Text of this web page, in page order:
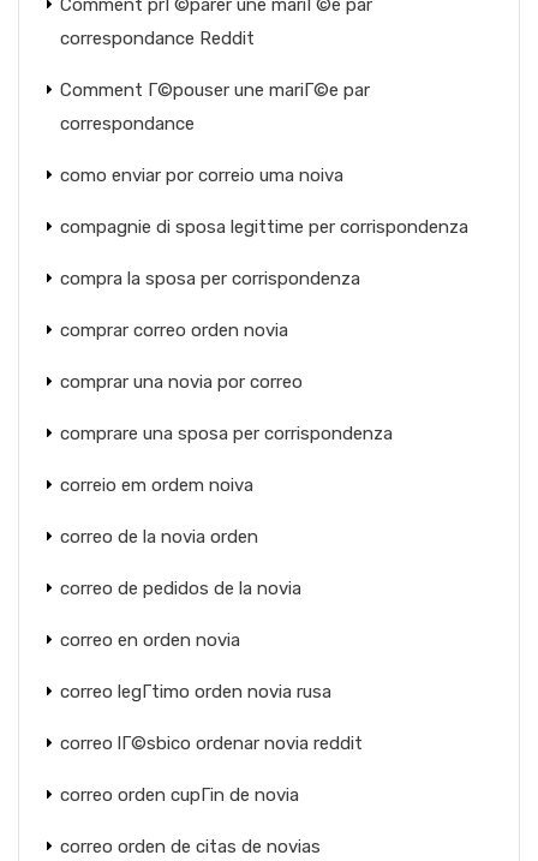
Comment prГ©parer une mariГ©e par
correspondance Reddit
Comment Г©pouser une mariГ©e par
correspondance
como enviar por correio uma noiva
compagnie di sposa legittime per corrispondenza
compra la sposa per corrispondenza
comprar correo orden novia
comprar una novia por correo
comprare una sposa per corrispondenza
correio em ordem noiva
correo de la novia orden
correo de pedidos de la novia
correo en orden novia
correo legГ­timo orden novia rusa
correo lГ©sbico ordenar novia reddit
correo orden cupГіn de novia
correo orden de citas de novias